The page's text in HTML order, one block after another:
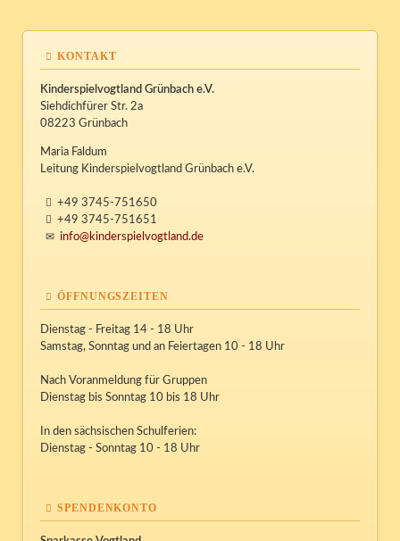
KONTAKT
Kinderspielvogtland Grünbach e.V.
Siehdichfürer Str. 2a
08223 Grünbach
Maria Faldum
Leitung Kinderspielvogtland Grünbach e.V.
+49 3745-751650
+49 3745-751651
info@kinderspielvogtland.de
ÖFFNUNGSZEITEN
Dienstag - Freitag 14 - 18 Uhr
Samstag, Sonntag und an Feiertagen 10 - 18 Uhr
Nach Voranmeldung für Gruppen
Dienstag bis Sonntag 10 bis 18 Uhr
In den sächsischen Schulferien:
Dienstag - Sonntag 10 - 18 Uhr
SPENDENKONTO